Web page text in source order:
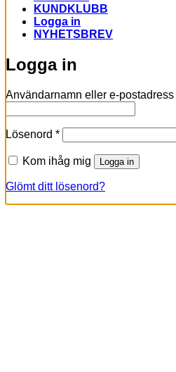
KUNDKLUBB
Logga in
NYHETSBREV
Logga in
Användarnamn eller e-postadress
Lösenord *Obligatoriskt
Kom ihåg mig Logga in
Glömt ditt lösenord?